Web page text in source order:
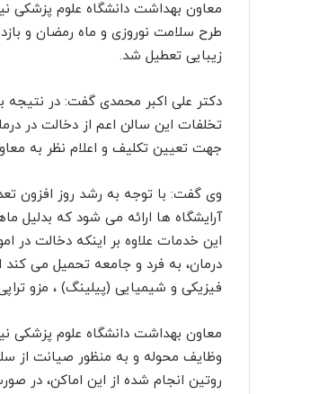
معاون بهداشت دانشگاه علوم پزشکی
طرح سلامت نوروزی و ماه رمضان و
زیبایی تعطیل شد.
دکتر علی اکبر محمدی گفت: در نتیجه
تخلفات این سالن اعم از دخالت در
جهت تعیین تکلیف و اعلام نظر به
وی گفت: با توجه به رشد روز افزون
آرایشگاه ها ارائه می شود که بدلیل
این خدمات علاوه بر اینکه دخالت در
درمان، به فرد و جامعه تحمیل می کند
فیزیکی و شیمیایی (پیلینگ) ، مزو
معاون بهداشت دانشگاه علوم پزشکی
وظایف محوله و به منظور صیانت از
روتین انجام شده از این اماکن، در